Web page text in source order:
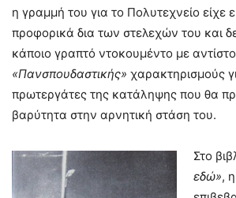
η γραμμή του για το Πολυτεχνείο είχε
προφορικά δια των στελεχών του και
κάποιο γραπτό ντοκουμέντο με
«Πανσπουδαστικής» χαρακτηρισμούς
πρωτεργάτες της κατάληψης που θα
βαρύτητα στην αρνητική στάση του.
Στο
εδώ»,